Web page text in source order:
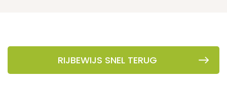
RIJBEWIJS SNEL TERUG